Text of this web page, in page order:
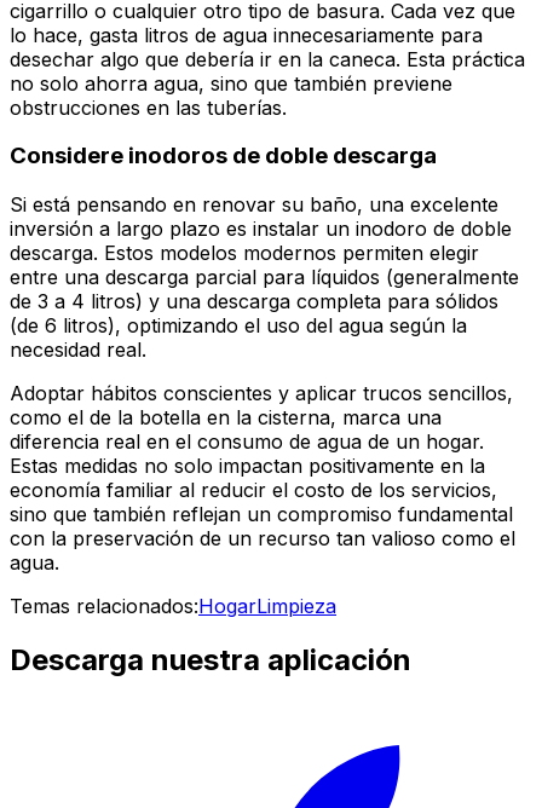
cigarrillo o cualquier otro tipo de basura. Cada vez que
lo hace, gasta litros de agua innecesariamente para
desechar algo que debería ir en la caneca. Esta práctica
no solo ahorra agua, sino que también previene
obstrucciones en las tuberías.
Considere inodoros de doble descarga
Si está pensando en renovar su baño, una excelente
inversión a largo plazo es instalar un inodoro de doble
descarga. Estos modelos modernos permiten elegir
entre una descarga parcial para líquidos (generalmente
de 3 a 4 litros) y una descarga completa para sólidos
(de 6 litros), optimizando el uso del agua según la
necesidad real.
Adoptar hábitos conscientes y aplicar trucos sencillos,
como el de la botella en la cisterna, marca una
diferencia real en el consumo de agua de un hogar.
Estas medidas no solo impactan positivamente en la
economía familiar al reducir el costo de los servicios,
sino que también reflejan un compromiso fundamental
con la preservación de un recurso tan valioso como el
agua.
Temas relacionados:HogarLimpieza
Descarga nuestra aplicación